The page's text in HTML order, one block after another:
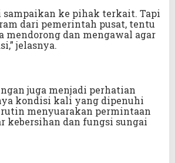
sampaikan ke pihak terkait. Tapi
dari pemerintah pusat, tentu
mendorong dan mengawal agar
jelasnya.
juga menjadi perhatian
kondisi kali yang dipenuhi
menyuarakan permintaan
kebersihan dan fungsi sungai